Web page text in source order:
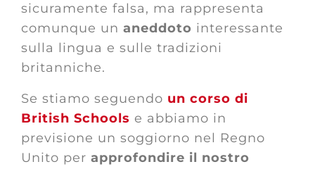
sicuramente falsa, ma rappresenta
comunque un aneddoto interessante
sulla lingua e sulle tradizioni
britanniche.
Se stiamo seguendo un corso di
British Schools e abbiamo in
previsione un soggiorno nel Regno
Unito per approfondire il nostro